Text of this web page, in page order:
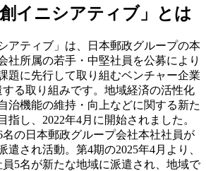
創イニシアティブ」とは
アティブ」は、日本郵政グループの本
社所属の若手・中堅社員を公募により
題に先行して取り組むベンチャー企業
る取り組みです。地域経済の活性化
治機能の維持・向上などに関する新た
指し、2022年4月に開始されました。
名の日本郵政グループ会社本社社員が
遣され活動。第4期の2025年4月より、
5名が新たな地域に派遣され、地域で